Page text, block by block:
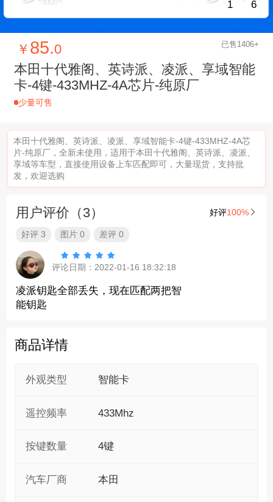
1 6
￥ 85.0 已售1406+
本田十代雅阁、英诗派、凌派、享域智能
卡-4键-433MHZ-4A芯片-纯原厂
少量可售
本田十代雅阁、英诗派、凌派、享域智能卡-4键-433MHZ-4A芯
片-纯原厂，全新未使用，适用于本田十代雅阁、英诗派、凌派、
享域等车型，直接使用设备上车匹配即可，大量现货，支持批
发，欢迎选购
用户评价（3） 好评100%
好评 3 图片 0 差评 0
    
评论日期：2022-01-16 18:32:18
凌派钥匙全部丢失，现在匹配两把智
能钥匙
商品详情
外观类型 智能卡
遥控频率 433Mhz
按键数量 4键
汽车厂商 本田